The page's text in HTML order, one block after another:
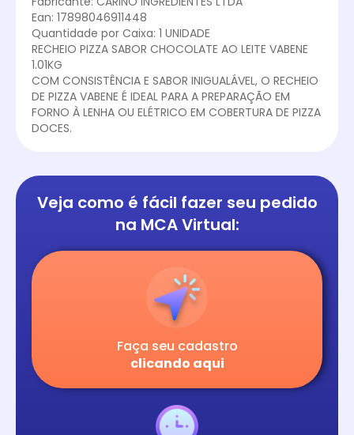
Ean: 17898046911448
Quantidade por Caixa: 1 UNIDADE
RECHEIO PIZZA SABOR CHOCOLATE AO LEITE VABENE
1.01KG
COM CONSISTÊNCIA E SABOR INIGUALÁVEL, O RECHEIO
DE PIZZA VABENE É IDEAL PARA A PREPARAÇÃO EM
FORNO À LENHA OU ELÉTRICO EM COBERTURA DE PIZZA
DOCES.
Veja como é fácil fazer seu pedido
na MCA Virtual:
Faça seu cadastro
clicando aqui